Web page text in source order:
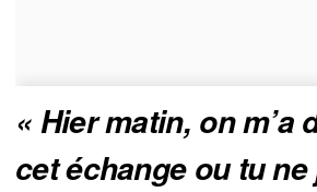
« Hier matin, on m’a
cet échange ou tu